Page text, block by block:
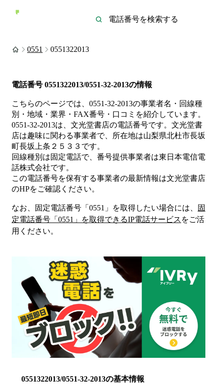
0551 0551322013
電話番号 0551322013/0551-32-2013の情報
こちらのページでは、 0551-32-2013の事業者名・回線種
別・地域・業界・FAX番号・口コミを紹介しています。
0551-32-2013は、 文光堂書店の電話番号です。 文光堂書
店は趣味に関わる事業者で、所在地は山梨県北杜市長坂
町長坂上条２５３３ です。
回線種別は固定電話で、番号提供事業者は東日本電信電
話株式会社です。
この電話番号を保有する事業者の最新情報は文光堂書店
のHPをご確認ください。
なお、固定電話番号「 0551 」を取得したい場合には、
固
定電話番号「 0551 」を取得できるIP電話サービス をご活
用ください。
0551322013/0551-32-2013の基本情報